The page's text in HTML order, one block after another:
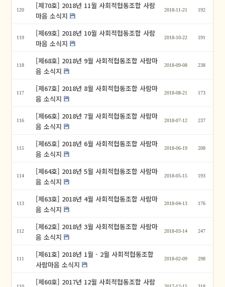
120
[제70호] 2018년 11월 사회적협동조합 사람
마음 소식지
2018-11-21 192
119
[제69호] 2018년 10월 사회적협동조합 사람
마음 소식지
2018-10-22 191
118
[제68호] 2018년 9월 사회적협동조합 사람마
음 소식지
2018-09-08 238
117
[제67호] 2018년 8월 사회적협동조합 사람마
음 소식지
2018-08-21 173
116
[제66호] 2018년 7월 사회적협동조합 사람마
음 소식지
2018-07-12 237
115
[제65호] 2018년 6월 사회적협동조합 사람마
음 소식지
2018-06-19 208
114
[제64호] 2018년 5월 사회적협동조합 사람마
음 소식지
2018-05-15 193
113
[제63호] 2018년 4월 사회적협동조합 사람마
음 소식지
2018-04-13 176
112
[제62호] 2018년 3월 사회적협동조합 사람마
음 소식지
2018-03-14 247
111
[제61호] 2018년 1월 - 2월 사회적협동조합
사람마음 소식지
2018-02-09 298
[제60호] 2017년 12월 사회적협동조합 사람